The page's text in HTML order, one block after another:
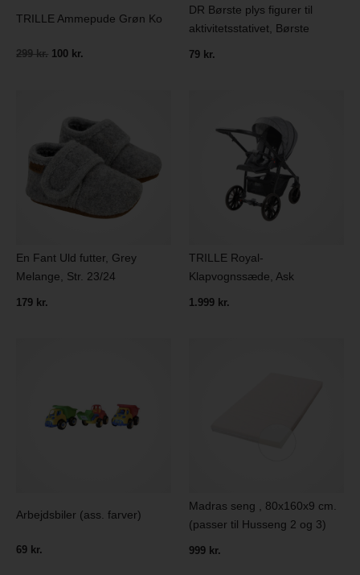
TRILLE Ammepude Grøn Ko
299 kr. 100 kr.
DR Børste plys figurer til
aktivitetsstativet, Børste
79 kr.
En Fant Uld futter, Grey
Melange, Str. 23/24
179 kr.
TRILLE Royal-
Klapvognssæde, Ask
1.999 kr.
Arbejdsbiler (ass. farver)
69 kr.
Madras seng , 80x160x9 cm.
(passer til Husseng 2 og 3)
999 kr.